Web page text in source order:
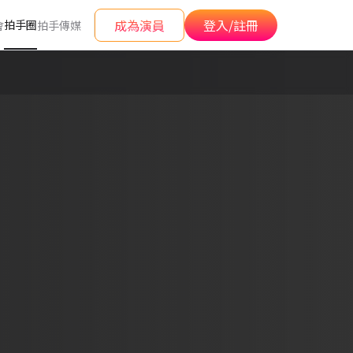
拍手圈拍手傳媒 成為演員 登入/註冊